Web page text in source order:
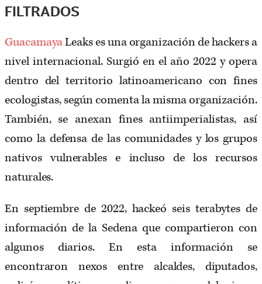
FILTRADOS
GuacamayaLeaks es una organización de hackers a
nivel internacional. Surgió en el año 2022 y opera
dentro del territorio latinoamericano con fines
ecologistas, según comenta la misma organización.
También, se anexan fines antiimperialistas, así
como la defensa de las comunidades y los grupos
nativos vulnerables e incluso de los recursos
naturales.
En septiembre de 2022, hackeó seis terabytes de
información de la Sedena que compartieron con
algunos diarios. En esta información se
encontraron nexos entre alcaldes, diputados,